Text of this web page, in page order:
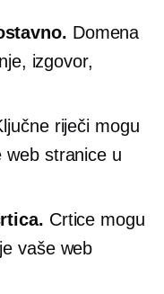
Domena
izgovor,
riječi mogu
web stranice u
Crtice mogu
vaše web